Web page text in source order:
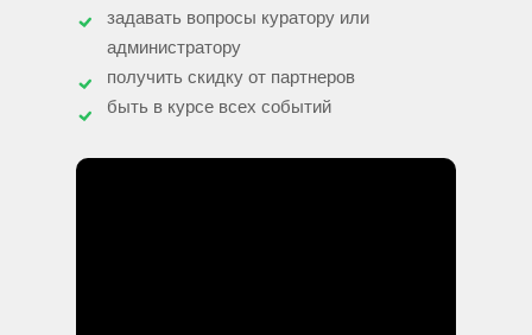
задавать вопросы куратору или
администратору
получить скидку от партнеров
быть в курсе всех событий